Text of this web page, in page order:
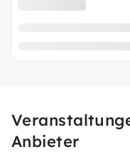
Anbieter